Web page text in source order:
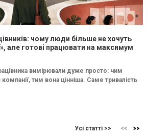
чому люди більше не хочуть
але готові працювати на максимум
вимірювали дуже просто: чим
тим вона цінніша. Саме тривалість
Усі статті >>